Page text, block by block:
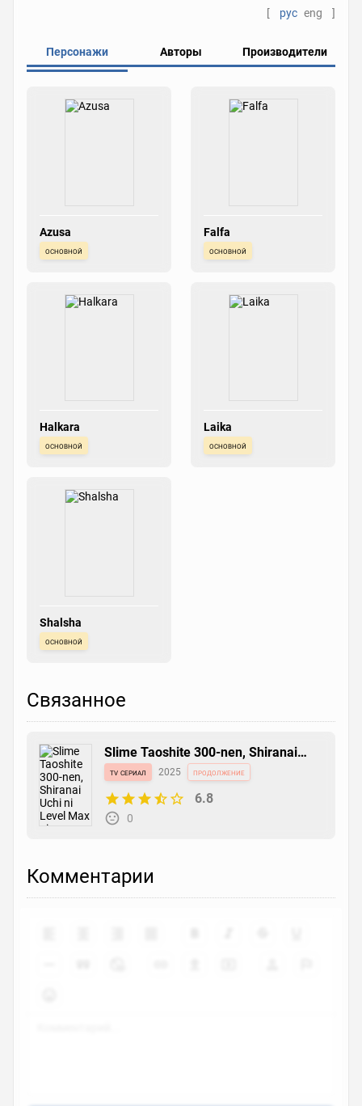
[
рус eng ]
Персонажи Авторы Производители
Azusa
основной
Falfa
основной
Halkara
основной
Laika
основной
Shalsha
основной
Связанное
Slime Taoshite 300-nen, Shiranai
Uchi ni Level Max ni Nattemashita:
Sono Ni
tv сериал 2025 продолжение
6.8
0
Комментарии